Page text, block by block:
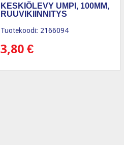
KESKIÖLEVY UMPI, 100MM,
RUUVIKIINNITYS
Tuotekoodi: 2166094
3,80€